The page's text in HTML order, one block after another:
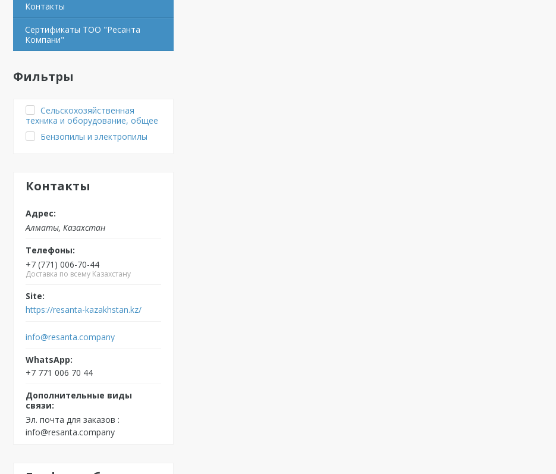
Контакты
Сертификаты ТОО "Ресанта
Компани"
Фильтры
Сельскохозяйственная
техника и оборудование, общее
Бензопилы и электропилы
Контакты
Алматы, Казахстан
+7 (771) 006-70-44
Доставка по всему Казахстану
https://resanta-kazakhstan.kz/
info@resanta.company
+7 771 006 70 44
Эл. почта для заказов
info@resanta.company